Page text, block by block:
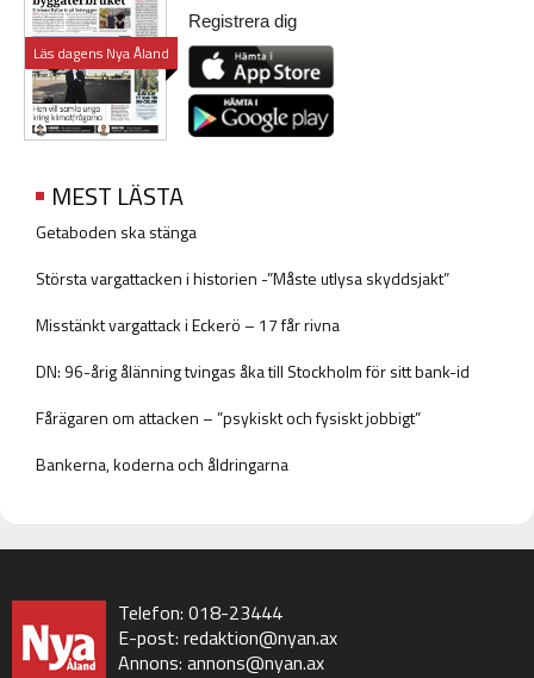
Läs dagens Nya Åland
Registrera dig
MEST LÄSTA
Getaboden ska stänga
Största vargattacken i historien -”Måste utlysa skyddsjakt”
Misstänkt vargattack i Eckerö – 17 får rivna
DN: 96-årig ålänning tvingas åka till Stockholm för sitt bank-id
Fårägaren om attacken – ”psykiskt och fysiskt jobbigt”
Bankerna, koderna och åldringarna
Telefon: 018-23444
E-post: redaktion@nyan.ax
Annons: annons@nyan.ax